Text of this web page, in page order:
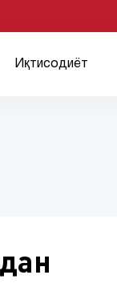
Иқтисодиёт